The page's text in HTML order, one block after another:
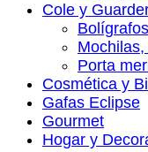
Cole y
Porta
Cosmética y
Gafas Eclipse
Gourmet
Hogar y